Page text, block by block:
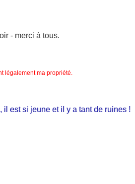
- merci à tous.
légalement ma propriété.
est si jeune et il y a tant de ruines !